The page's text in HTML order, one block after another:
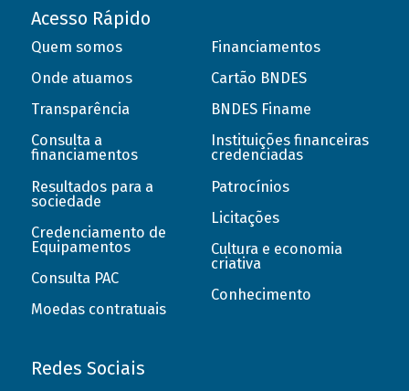
Acesso Rápido
Quem somos
Onde atuamos
Transparência
Consulta a
financiamentos
Resultados para a
sociedade
Credenciamento de
Equipamentos
Consulta PAC
Moedas contratuais
Financiamentos
Cartão BNDES
BNDES Finame
Instituições financeiras
credenciadas
Patrocínios
Licitações
Cultura e economia
criativa
Conhecimento
Redes Sociais